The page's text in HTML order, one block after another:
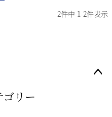
2件中 1-2件表示
ゴリー